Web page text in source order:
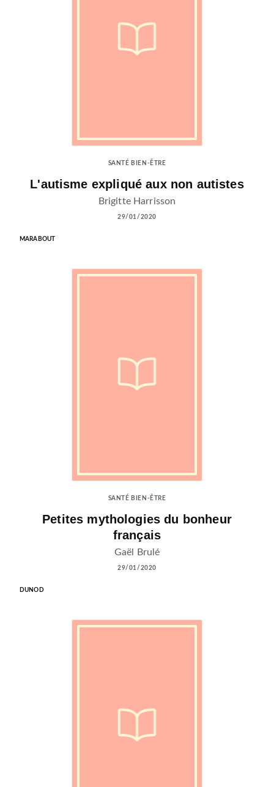
SANTÉ BIEN-ÊTRE
L'autisme expliqué aux non autistes
Brigitte Harrisson
29/01/2020
MARABOUT
SANTÉ BIEN-ÊTRE
Petites mythologies du bonheur
français
Gaël Brulé
29/01/2020
DUNOD